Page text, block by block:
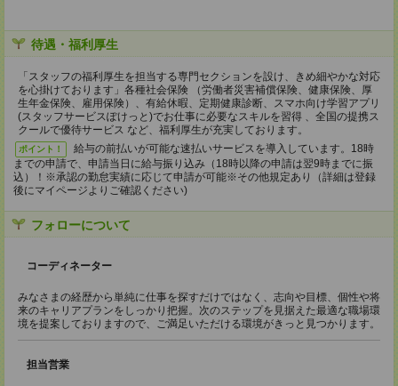
待遇・福利厚生
「スタッフの福利厚生を担当する専門セクションを設け、きめ細やかな対応
を心掛けております」各種社会保険 （労働者災害補償保険、健康保険、厚
生年金保険、雇用保険）、有給休暇、定期健康診断、スマホ向け学習アプリ
(スタッフサービスぽけっと)でお仕事に必要なスキルを習得 、全国の提携ス
クールで優待サービス など、福利厚生が充実しております。
ポイント！
給与の前払いが可能な速払いサービスを導入しています。18時
までの申請で、申請当日に給与振り込み（18時以降の申請は翌9時までに振
込）！※承認の勤怠実績に応じて申請が可能※その他規定あり（詳細は登録
後にマイページよりご確認ください)
フォローについて
コーディネーター
みなさまの経歴から単純に仕事を探すだけではなく、志向や目標、個性や将
来のキャリアプランをしっかり把握。次のステップを見据えた最適な職場環
境を提案しておりますので、ご満足いただける環境がきっと見つかります。
担当営業